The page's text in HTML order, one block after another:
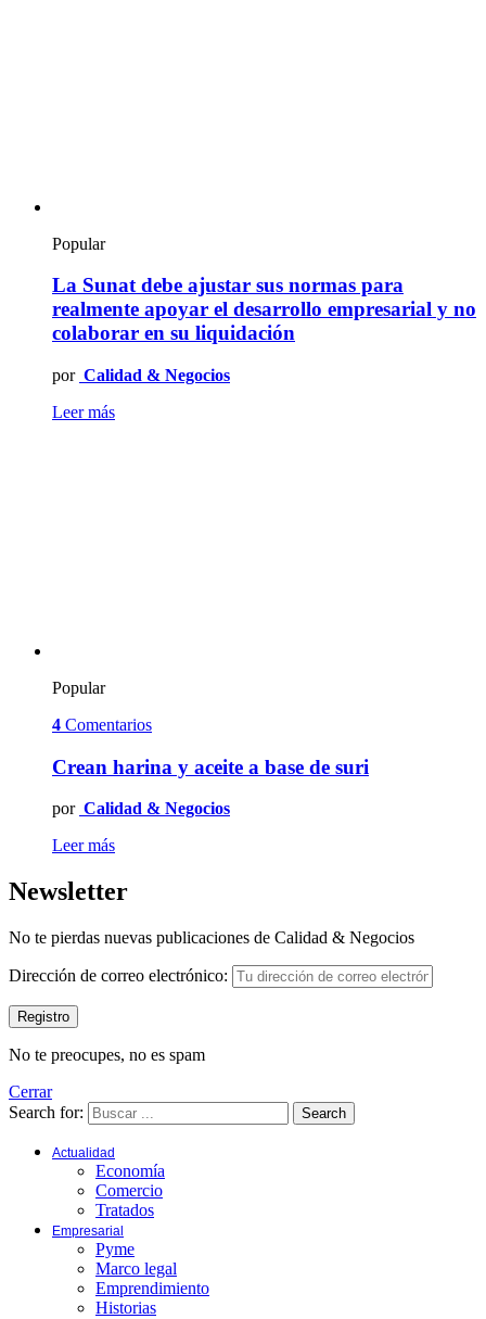
Popular
La Sunat debe ajustar sus normas para
realmente apoyar el desarrollo empresarial y no
colaborar en su liquidación
por Calidad & Negocios
Leer más
Popular
4 Comentarios
Crean harina y aceite a base de suri
por Calidad & Negocios
Leer más
Newsletter
No te pierdas nuevas publicaciones de Calidad & Negocios
Dirección de correo electrónico:
No te preocupes, no es spam
Cerrar
Search for:
Search
Actualidad
Economía
Comercio
Tratados
Empresarial
Pyme
Marco legal
Emprendimiento
Historias